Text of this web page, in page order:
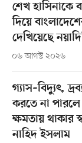
শেখ হাসিনাকে
দিয়ে
দেখিয়েছে
০৬ আগস্ট ২০২৬
গ্যাস–বিদ্যুৎ,
করতে না
ক্ষমতায় থাকার
নাহিদ ইসলাম